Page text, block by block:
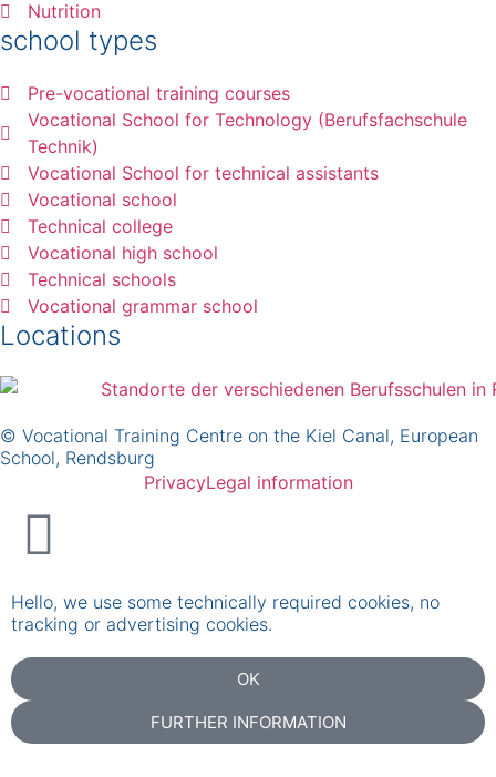
Nutrition
school types
Pre-vocational training courses
Vocational School for Technology (Berufsfachschule
Technik)
Vocational School for technical assistants
Vocational school
Technical college
Vocational high school
Technical schools
Vocational grammar school
Locations
© Vocational Training Centre on the Kiel Canal, European
School, Rendsburg
PrivacyLegal information
Hello, we use some technically required cookies, no
tracking or advertising cookies.
OK
FURTHER INFORMATION